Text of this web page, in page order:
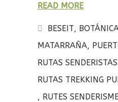
ce
b
o
o
k
it
te
r
p
a
rt
ir
READ MORE
BESEIT,
MATARRAÑA,
RUTAS
RUTAS TREKKING
, RUTES